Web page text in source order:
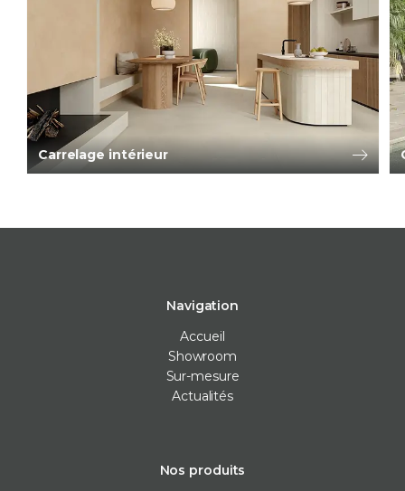
Carrelage intérieur
Navigation
Accueil
Showroom
Sur-mesure
Actualités
Nos produits